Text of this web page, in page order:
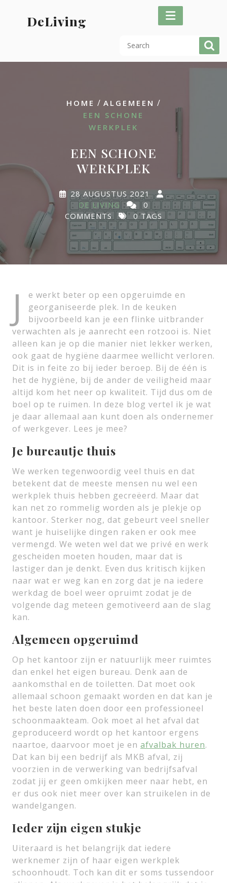
content
DeLiving
HOME / ALGEMEEN /
EEN SCHONE
WERKPLEK
EEN SCHONE
WERKPLEK
28 AUGUSTUS 2021
DE LIVING
0
COMMENTS
0 TAGS
J
e werkt beter op een opgeruimde en
georganiseerde plek. In de keuken
bijvoorbeeld kan je een flinke uitbrander
verwachten als je aanrecht een rotzooi is. Niet
alleen kan je op die manier niet lekker werken,
ook gaat de hygiëne daarmee wellicht verloren.
Dit is in feite zo bij ieder beroep. Bij de één is
het de hygiëne, bij de ander de veiligheid maar
altijd kom het neer op kwaliteit. Tijd dus om de
boel op te ruimen. In deze blog vertel ik je wat
je daar allemaal aan kunt doen als ondernemer
of werkgever. Lees je mee?
Je bureautje thuis
We werken tegenwoordig veel thuis en dat
betekent dat de meeste mensen nu wel een
werkplek thuis hebben gecreëerd. Maar dat
kan net zo rommelig worden als je plekje op
kantoor. Sterker nog, dat gebeurt veel sneller
want je huiselijke dingen raken er ook mee
vermengd. We weten wel dat we privé en werk
gescheiden moeten houden, maar dat is
lastiger dan je denkt. Even dus kritisch kijken
naar wat er weg kan en zorg dat je na iedere
werkdag de boel weer opruimt zodat je de
volgende dag meteen gemotiveerd aan de slag
kan.
Algemeen opgeruimd
Op het kantoor zijn er natuurlijk meer ruimtes
dan enkel het eigen bureau. Denk aan de
aankomsthal en de toiletten. Dat moet ook
allemaal schoon gemaakt worden en dat kan je
het beste laten doen door een professioneel
schoonmaakteam. Ook moet al het afval dat
geproduceerd wordt op het kantoor ergens
naartoe, daarvoor moet je en afvalbak huren.
Dat kan bij een bedrijf als MKB afval, zij
voorzien in de verwerking van bedrijfsafval
zodat jij er geen omkijken meer naar hebt, en
er dus ook niet meer over kan struikelen in de
wandelgangen.
Ieder zijn eigen stukje
Uiteraard is het belangrijk dat iedere
werknemer zijn of haar eigen werkplek
schoonhoudt. Toch kan dit er soms tussendoor